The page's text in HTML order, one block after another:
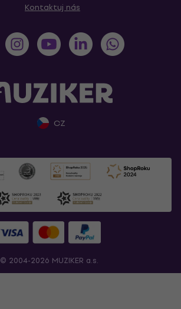
Kontaktuj nás
CZ
© 2004-2026 MUZIKER a.s.